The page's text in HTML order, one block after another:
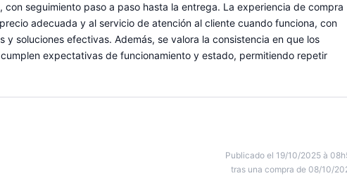
seguimiento paso a paso hasta la entrega. La experiencia de compra
adecuada y al servicio de atención al cliente cuando funciona, con
soluciones efectivas. Además, se valora la consistencia en que los
expectativas de funcionamiento y estado, permitiendo repetir
Publicado el 19/10/2025 à
tras una compra de 08/10/